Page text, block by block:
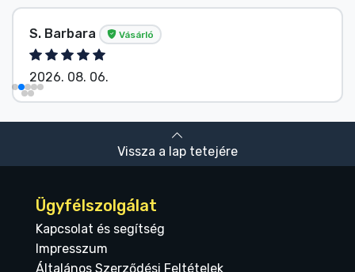
S. Barbara Vásárló
2026. 08. 06.
Vissza a lap tetejére
Ügyfélszolgálat
Kapcsolat és segítség
Impresszum
Általános Szerződési Feltételek